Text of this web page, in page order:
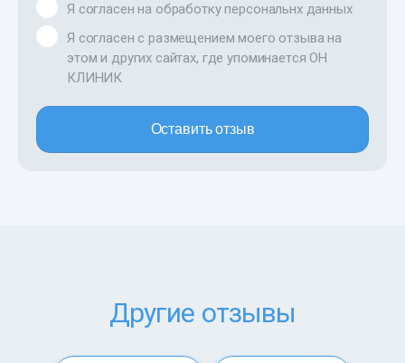
Я согласен на обработку персональнх данных
Я согласен с размещением моего отзыва на
этом и других сайтах, где упоминается ОН
КЛИНИК
Оставить отзыв
Другие отзывы